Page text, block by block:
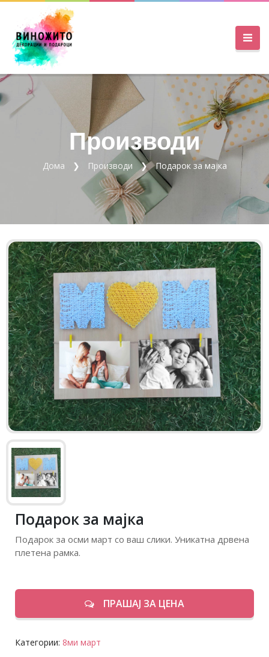
Производи
Дома Производи Подарок за мајка
Подарок за мајка
Подарок за осми март со ваш слики. Уникатна дрвена
плетена рамка.
ПРАШАЈ ЗА ЦЕНА
Категории: 8ми март